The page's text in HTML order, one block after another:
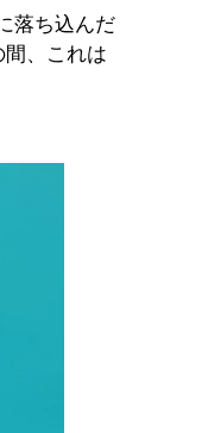
落ち込んだ
、これは